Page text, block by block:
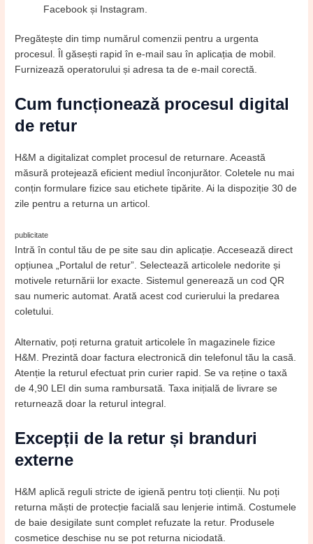
Facebook și Instagram.
Pregătește din timp numărul comenzii pentru a urgenta
procesul. Îl găsești rapid în e-mail sau în aplicația de mobil.
Furnizează operatorului și adresa ta de e-mail corectă.
Cum funcționează procesul digital
de retur
H&M a digitalizat complet procesul de returnare. Această
măsură protejează eficient mediul înconjurător. Coletele nu mai
conțin formulare fizice sau etichete tipărite. Ai la dispoziție 30 de
zile pentru a returna un articol.
publicitate
Intră în contul tău de pe site sau din aplicație. Accesează direct
opțiunea „Portalul de retur”. Selectează articolele nedorite și
motivele returnării lor exacte. Sistemul generează un cod QR
sau numeric automat. Arată acest cod curierului la predarea
coletului.
Alternativ, poți returna gratuit articolele în magazinele fizice
H&M. Prezintă doar factura electronică din telefonul tău la casă.
Atenție la returul efectuat prin curier rapid. Se va reține o taxă
de 4,90 LEI din suma rambursată. Taxa inițială de livrare se
returnează doar la returul integral.
Excepții de la retur și branduri
externe
H&M aplică reguli stricte de igienă pentru toți clienții. Nu poți
returna măști de protecție facială sau lenjerie intimă. Costumele
de baie desigilate sunt complet refuzate la retur. Produsele
cosmetice deschise nu se pot returna niciodată.